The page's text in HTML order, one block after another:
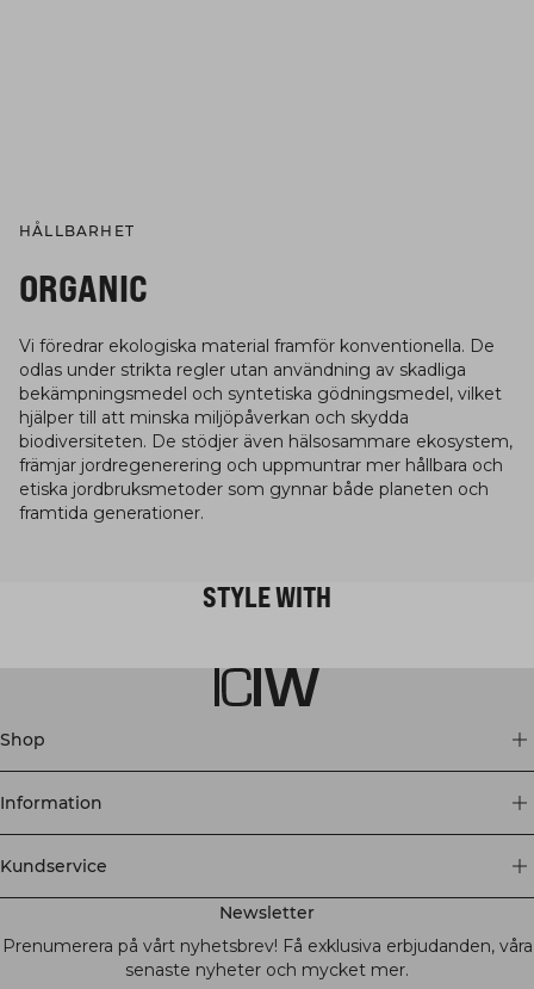
HÅLLBARHET
ORGANIC
Vi föredrar ekologiska material framför konventionella. De
odlas under strikta regler utan användning av skadliga
bekämpningsmedel och syntetiska gödningsmedel, vilket
hjälper till att minska miljöpåverkan och skydda
biodiversiteten. De stödjer även hälsosammare ekosystem,
främjar jordregenerering och uppmuntrar mer hållbara och
etiska jordbruksmetoder som gynnar både planeten och
framtida generationer.
STYLE WITH
Shop
Information
Kundservice
Newsletter
Prenumerera på vårt nyhetsbrev! Få exklusiva erbjudanden, våra
senaste nyheter och mycket mer.